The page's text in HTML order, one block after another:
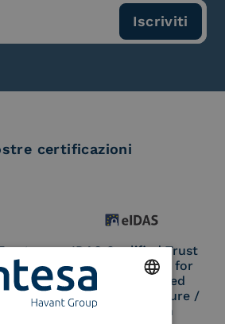
certificazioni
eIDAS Qualified Trust
Service Provider for
Remote Qualified
Electronic Signature /
Seal Creation